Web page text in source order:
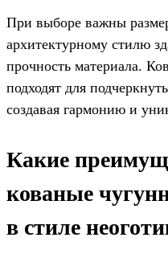
При выборе важны
архитектурному стилю
прочность материала.
подходят для
создавая гармонию и
Какие
кованые
в стиле